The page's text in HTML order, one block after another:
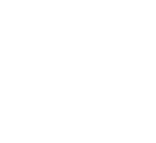
il
difensore viene